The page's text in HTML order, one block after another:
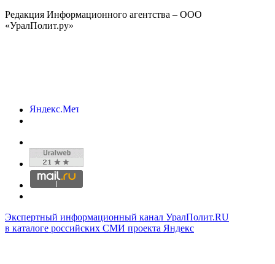
Редакция Информационного агентства – ООО
«УралПолит.ру»
Экспертный информационный канал УралПолит.RU
в каталоге российских СМИ проекта Яндекс